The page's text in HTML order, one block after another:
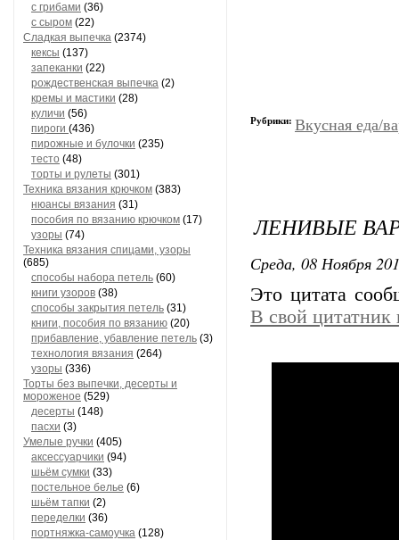
с грибами (36)
с сыром (22)
Сладкая выпечка (2374)
кексы (137)
запеканки (22)
рождественская выпечка (2)
кремы и мастики (28)
куличи (56)
пироги (436)
пирожные и булочки (235)
тесто (48)
торты и рулеты (301)
Техника вязания крючком (383)
нюансы вязания (31)
пособия по вязанию крючком (17)
узоры (74)
Техника вязания спицами, узоры
(685)
способы набора петель (60)
книги узоров (38)
способы закрытия петель (31)
книги, пособия по вязанию (20)
прибавление, убавление петель (3)
технология вязания (264)
узоры (336)
Торты без выпечки, десерты и
мороженое (529)
десерты (148)
пасхи (3)
Умелые ручки (405)
аксессуарчики (94)
шьём сумки (33)
постельное белье (6)
шьём тапки (2)
переделки (36)
портняжка-самоучка (128)
Рубрики: Вкусная еда/
ЛЕНИВЫЕ
Среда, 08 Ноября
Это цитата
В свой цитатник